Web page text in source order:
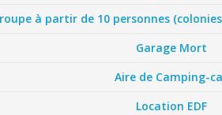
à partir de 10 personnes
Garage Mort
Aire de Camping-
Location EDF